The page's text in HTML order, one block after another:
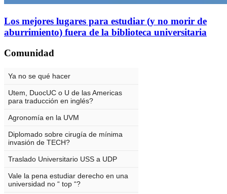
Los mejores lugares para estudiar (y no morir de
aburrimiento) fuera de la biblioteca universitaria
Comunidad